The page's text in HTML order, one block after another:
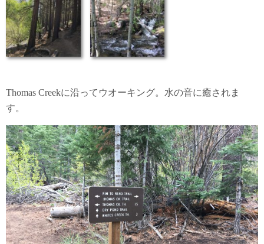
Thomas Creekに沿ってウオーキング。水の音に癒されま
す。